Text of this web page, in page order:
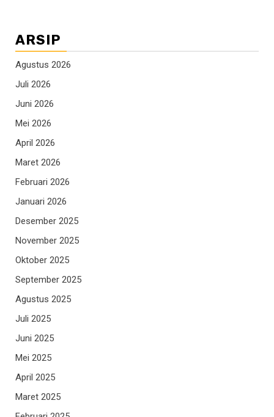
ARSIP
Agustus 2026
Juli 2026
Juni 2026
Mei 2026
April 2026
Maret 2026
Februari 2026
Januari 2026
Desember 2025
November 2025
Oktober 2025
September 2025
Agustus 2025
Juli 2025
Juni 2025
Mei 2025
April 2025
Maret 2025